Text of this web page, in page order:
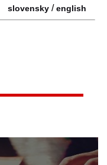
slovensky /english